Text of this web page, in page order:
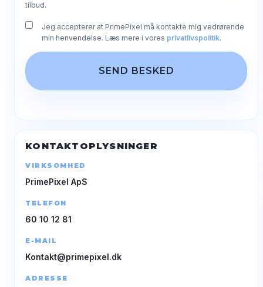
tilbud.
Jeg accepterer at PrimePixel må kontakte mig vedrørende
min henvendelse. Læs mere i vores privatlivspolitik.
SEND BESKED
KONTAKTOPLYSNINGER
VIRKSOMHED
PrimePixel ApS
TELEFON
60 10 12 81
E-MAIL
Kontakt@primepixel.dk
ADRESSE